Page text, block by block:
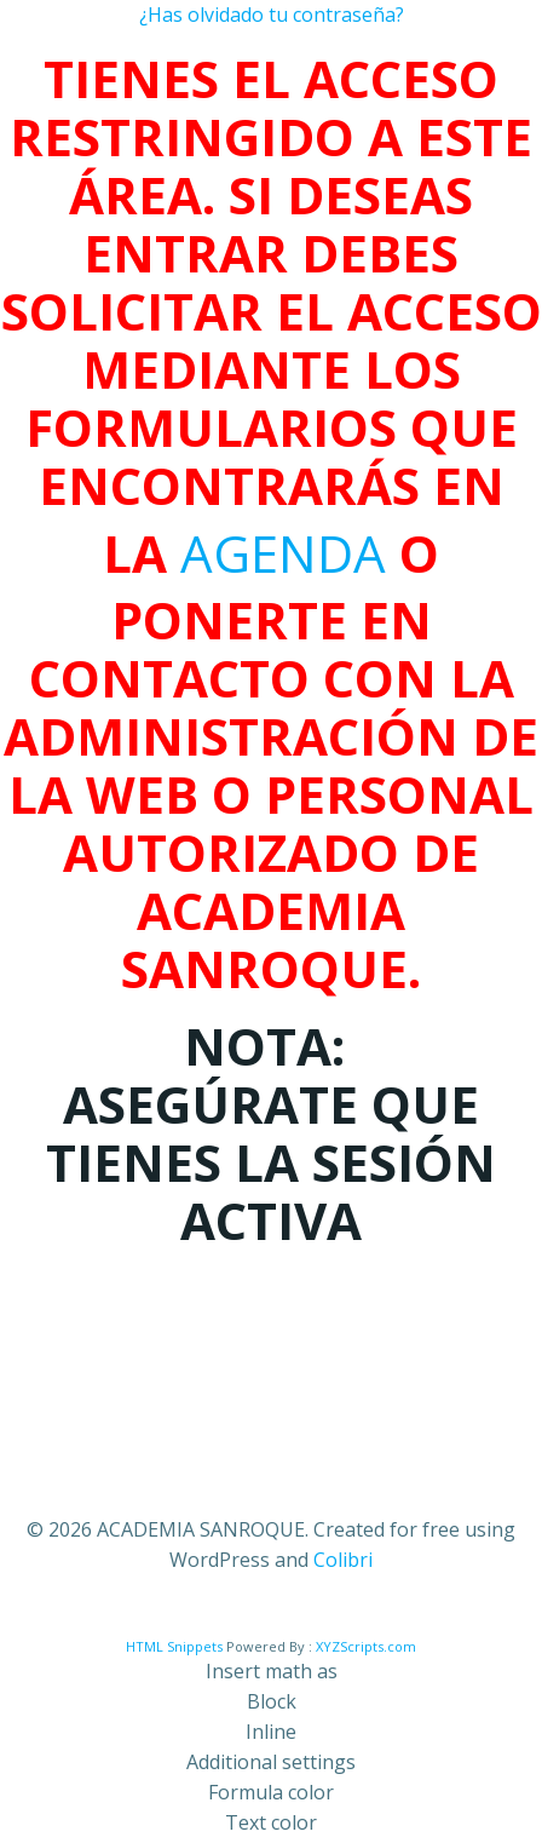
¿Has olvidado tu contraseña?
TIENES EL ACCESO
RESTRINGIDO A ESTE
ÁREA. SI DESEAS
ENTRAR DEBES
SOLICITAR EL ACCESO
MEDIANTE LOS
FORMULARIOS QUE
ENCONTRARÁS EN
LAAGENDA O
PONERTE EN
CONTACTO CON LA
ADMINISTRACIÓN DE
LA WEB O PERSONAL
AUTORIZADO DE
ACADEMIA
SANROQUE.
NOTA:
ASEGÚRATE QUE
TIENES LA SESIÓN
ACTIVA
© 2026 ACADEMIA SANROQUE. Created for free using
WordPress and Colibri
HTML Snippets Powered By : XYZScripts.com
Insert math as
Block
Inline
Additional settings
Formula color
Text color